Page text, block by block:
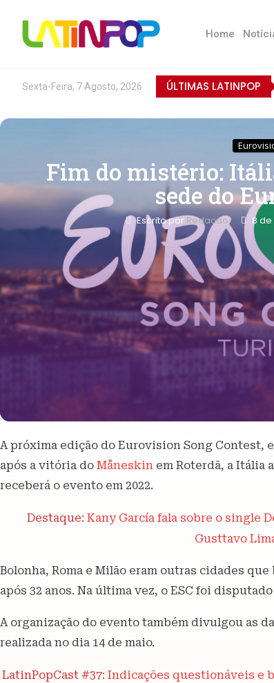
Home
Sexta-Feira, 7 Agosto, 2026 ÚLTIMAS LATINPOP
Fim do mistério:
sede do
Escrito porRedacao 8
A próxima edição do Eurovision Song Contest,
após a vitória do Måneskin em Roterdã, a Itália
receberá o evento em 2022.
Destaque: Kany García fala sobre o single
Gusttavo
Bolonha, Roma e Milão eram outras cidades
após 32 anos. Na última vez, o ESC foi
A organização do evento também divulgou as
realizada no dia 14 de maio.
LatinPopCast #37: Indicações questionáveis e